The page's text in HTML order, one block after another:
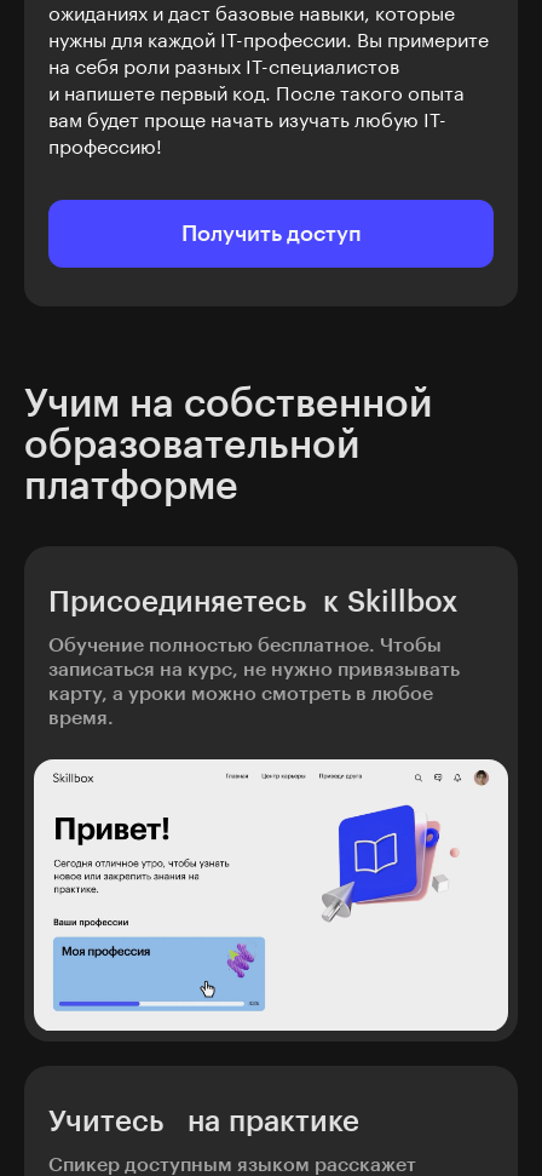
ожиданиях и даст базовые навыки, которые
нужны для каждой IT-профессии. Вы примерите
на себя роли разных IT-специалистов
и напишете первый код. После такого опыта
вам будет проще начать изучать любую IT-
профессию!
Получить доступ
Учим на собственной
образовательной
платформе
Присоединяетесь к Skillbox
Обучение полностью бесплатное. Чтобы
записаться на курс, не нужно привязывать
карту, а уроки можно смотреть в любое
время.
Учитесь на практике
Спикер доступным языком расскажет